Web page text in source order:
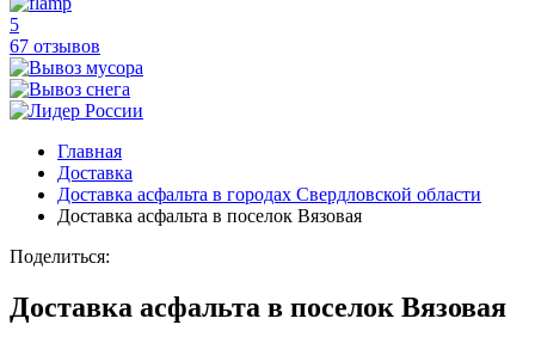
5
67 отзывов
Главная
Доставка
Доставка асфальта в городах Свердловской области
Доставка асфальта в поселок Вязовая
Поделиться:
Доставка асфальта в поселок Вязовая